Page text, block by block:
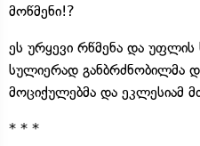
მოწმენი!?
ეს ურყევი რწმენა და უფლის
სულიერად განბრძნობილმა
მოციქულებმა და ეკლესიამ
* * *